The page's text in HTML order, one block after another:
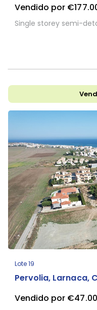
Vendido por
Single storey semi-
Lote 19
Pervolia, Larnaca,
Vendido por